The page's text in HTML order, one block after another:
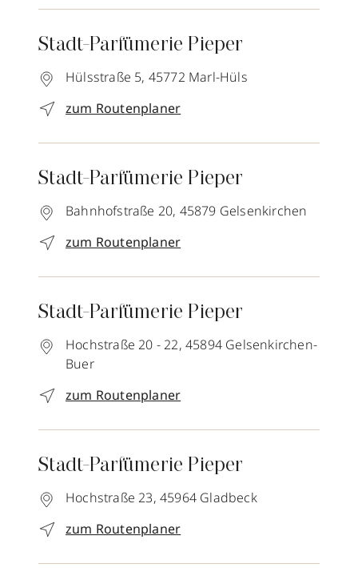
Stadt-Parfümerie Pieper
Hülsstraße 5, 45772 Marl-Hüls
zum Routenplaner
Stadt-Parfümerie Pieper
Bahnhofstraße 20, 45879 Gelsenkirchen
zum Routenplaner
Stadt-Parfümerie Pieper
Hochstraße 20 - 22, 45894 Gelsenkirchen-
Buer
zum Routenplaner
Stadt-Parfümerie Pieper
Hochstraße 23, 45964 Gladbeck
zum Routenplaner